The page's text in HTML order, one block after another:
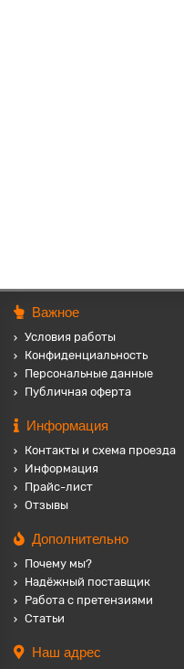
Важное
Условия работы
Конфиденциальность
Персональные данные
Публичная оферта
Информация
Контакты и схема проезда
Информация
Прайс-лист
Отзывы
Дополнительно
Почему мы?
Надёжный поставщик
Работа с претензиями
Статьи
Наш адрес